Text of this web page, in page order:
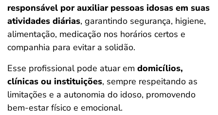
responsável por auxiliar pessoas idosas em suas
atividades diárias, garantindo segurança, higiene,
alimentação, medicação nos horários certos e
companhia para evitar a solidão.
Esse profissional pode atuar em domicílios,
clínicas ou instituições, sempre respeitando as
limitações e a autonomia do idoso, promovendo
bem-estar físico e emocional.